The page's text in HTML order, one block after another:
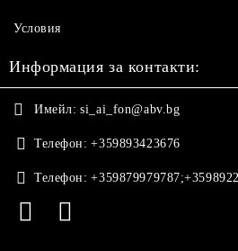
Условия
Информация за контакти:
Имейл: si_ai_fon@abv.bg
Телефон: +359893423676
Телефон: